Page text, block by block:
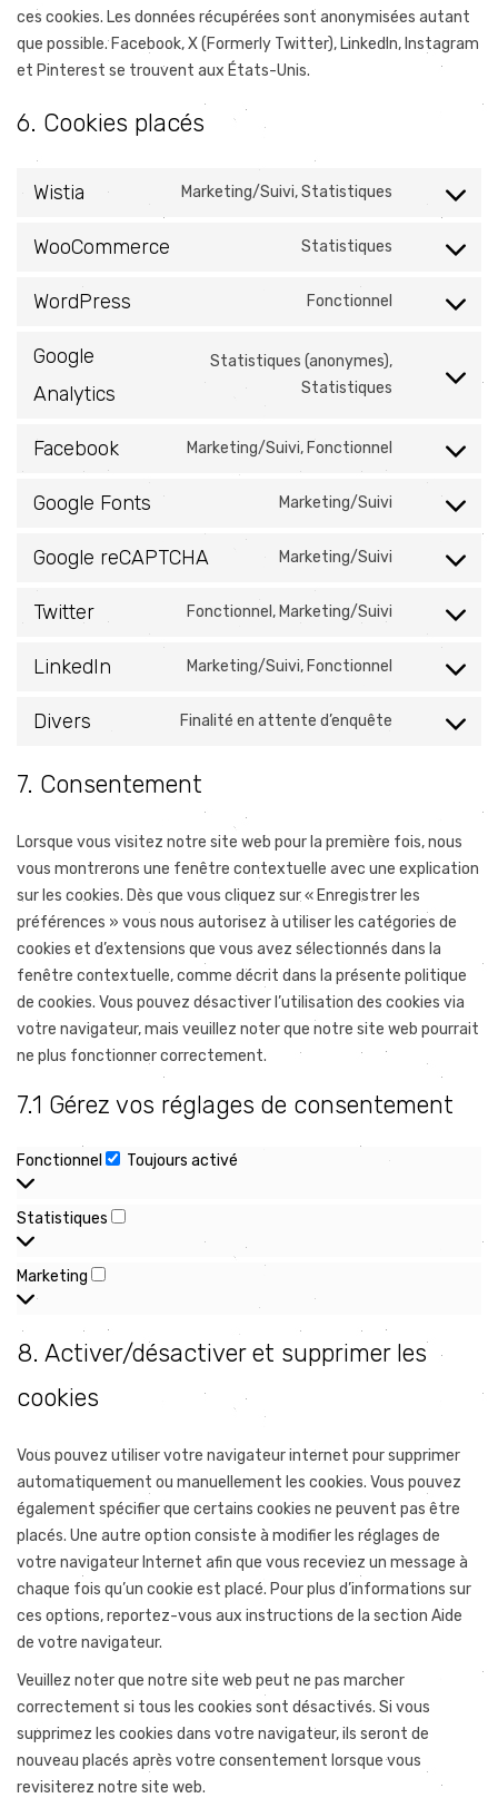
ces cookies. Les données récupérées sont anonymisées autant
que possible. Facebook, X (Formerly Twitter), LinkedIn, Instagram
et Pinterest se trouvent aux États-Unis.
6. Cookies placés
Wistia Marketing/Suivi, Statistiques
Consent
service
WooCommerce Statistiques
Consent
service
WordPress Fonctionnel
Consent
wordpress
Google
Analytics
Statistiques (anonymes),
Statistiques
Consent
google-
Facebook Marketing/Suivi, Fonctionnel
Consent
service
Google Fonts Marketing/Suivi
Consent
service
Google reCAPTCHA Marketing/Suivi
Consent
service
google-
recaptcha
Twitter Fonctionnel, Marketing/Suivi
Consent
service
LinkedIn Marketing/Suivi, Fonctionnel
Consent
service
Divers Finalité en attente d’enquête
Consent
7. Consentement
Lorsque vous visitez notre site web pour la première fois, nous
vous montrerons une fenêtre contextuelle avec une explication
sur les cookies. Dès que vous cliquez sur « Enregistrer les
préférences » vous nous autorisez à utiliser les catégories de
cookies et d’extensions que vous avez sélectionnés dans la
fenêtre contextuelle, comme décrit dans la présente politique
de cookies. Vous pouvez désactiver l’utilisation des cookies via
votre navigateur, mais veuillez noter que notre site web pourrait
ne plus fonctionner correctement.
7.1 Gérez vos réglages de consentement
Fonctionnel Fonctionnel
Toujours activé
Statistiques
Marketing
8. Activer/désactiver et supprimer les
cookies
Vous pouvez utiliser votre navigateur internet pour supprimer
automatiquement ou manuellement les cookies. Vous pouvez
également spécifier que certains cookies ne peuvent pas être
placés. Une autre option consiste à modifier les réglages de
votre navigateur Internet afin que vous receviez un message à
chaque fois qu’un cookie est placé. Pour plus d’informations sur
ces options, reportez-vous aux instructions de la section Aide
de votre navigateur.
Veuillez noter que notre site web peut ne pas marcher
correctement si tous les cookies sont désactivés. Si vous
supprimez les cookies dans votre navigateur, ils seront de
nouveau placés après votre consentement lorsque vous
revisiterez notre site web.